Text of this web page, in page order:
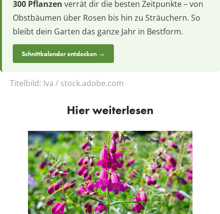
300 Pflanzen verrät dir die besten Zeitpunkte – von
Obstbäumen über Rosen bis hin zu Sträuchern. So
bleibt dein Garten das ganze Jahr in Bestform.
Schnittkalender entdecken →
Titelbild: Iva / stock.adobe.com
Hier weiterlesen